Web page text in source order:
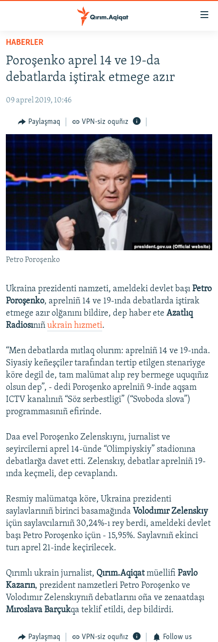
Esas
qaytmaq
Baş
qaytmaq
qaytmaq
SİYASET
CEMİYET
MEDENİYET
İNSAN AQLARI
VİDEO
SÜRET
BLOGLAR
Українською
RFE/RS bütün saytları
HABERLER
Poroşenko aprel 14 ve 19-da
debatlarda iştirak etmege azır
09 aprel 2019, 10:46
Paylaşmaq VPN-siz oquñız
Petro Poroşenko
Ukraina prezidenti namzeti, ameldeki devlet başı Petro
Poroşenko, aprelniñ 14 ve 19-ında debatlarda iştirak
etmege azır olğanını bildire, dep haber ete Azatlıq
Radiosınıñ ukrain hızmeti.
“Men debatlarda mıtlaq olurım: aprelniñ 14 ve 19-ında.
Siyasiy keñeşçiler tarafından tertip etilgen stenariyge
köre degil de, tam malümat alıp rey bermege uquqıñız
olsun dep”, - dedi Poroşenko aprelniñ 9-inde aqşam
ICTV kanalınıñ “Söz serbestligi” (“Svoboda slova”)
programmasınıñ efirinde.
Daa evel Poroşenko Zelenskıynı, jurnalist ve
seyircilerni aprel 14-ünde “Olimpiyskiy” stadionına
debatlarğa davet etti. Zelenskıy, debatlar aprelniñ 19-
ında keçmeli, dep cevaplandı.
Resmiy malümatqa köre, Ukraina prezidenti
saylavlarınıñ birinci basamağında Volodımır Zelenskıy
içün saylavcılarnıñ 30,24%-ı rey berdi, ameldeki devlet
başı Petro Poroşenko içün - 15,95%. Saylavnıñ ekinci
turı aprel 21-inde keçirilecek.
Qırımlı ukrain jurnalist, Qırım.Aqiqatmüellifi Pavlo
Kazarın, prezident namzetleri Petro Poroşenko ve
Volodımır Zelenskıynıñ debatlarını oña ve zenaatdaşı
Mıroslava Barçukqa teklif etildi, dep bildirdi.
Paylaşmaq VPN-siz oquñız Follow us